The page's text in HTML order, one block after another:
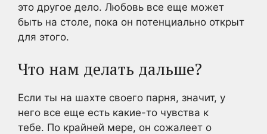
это другое дело. Любовь все еще может
быть на столе, пока он потенциально открыт
для этого.
Что нам делать дальше?
Если ты на шахте своего парня, значит, у
него все еще есть какие-то чувства к
тебе. По крайней мере, он сожалеет о